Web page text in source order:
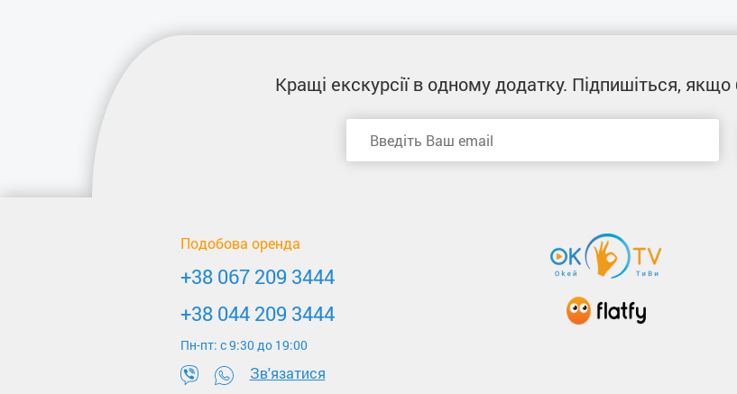
Кращі екскурсіїв одному додатку. Підпишіться,
Подобова оренда
+38 067 209 3444
+38 044 209 3444
Пн-пт: c 9:30 до 19:00
Зв'язатися